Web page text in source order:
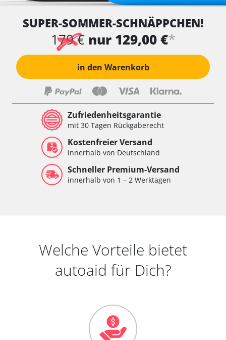
SUPER-SOMMER-SCHNÄPPCHEN!
179 € nur 129,00 €*
in den Warenkorb
Zufriedenheitsgarantie
mit 30 Tagen Rückgaberecht
Kostenfreier Versand
innerhalb von Deutschland
Schneller Premium-Versand
innerhalb von 1 – 2 Werktagen
Welche Vorteile bietet
autoaid für Dich?